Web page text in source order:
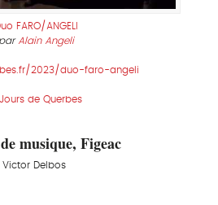
FARO/ANGELI
par Alain Angeli
2023/duo-faro-angeli
de Querbes
musique, Figeac
Delbos